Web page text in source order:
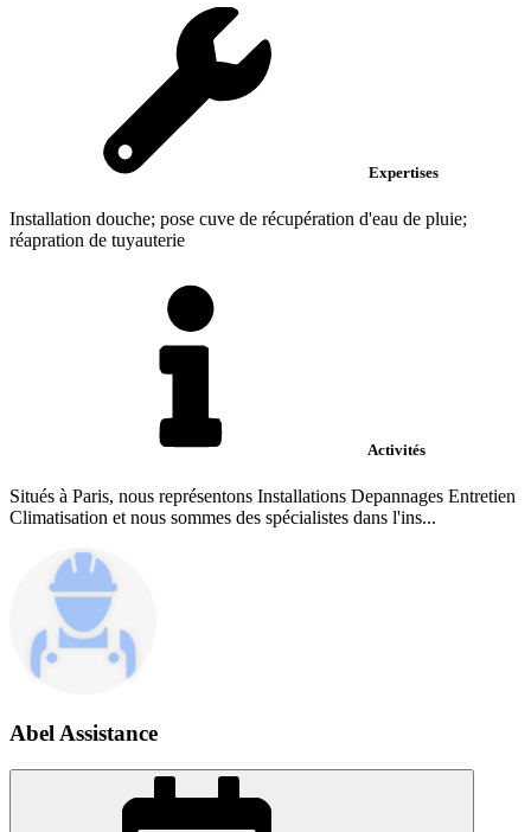
Expertises
Installation douche; pose cuve de récupération d'eau de pluie;
réapration de tuyauterie
Activités
Situés à Paris, nous représentons Installations Depannages Entretien
Climatisation et nous sommes des spécialistes dans l'ins...
Abel Assistance